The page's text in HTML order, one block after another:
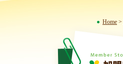
Home >